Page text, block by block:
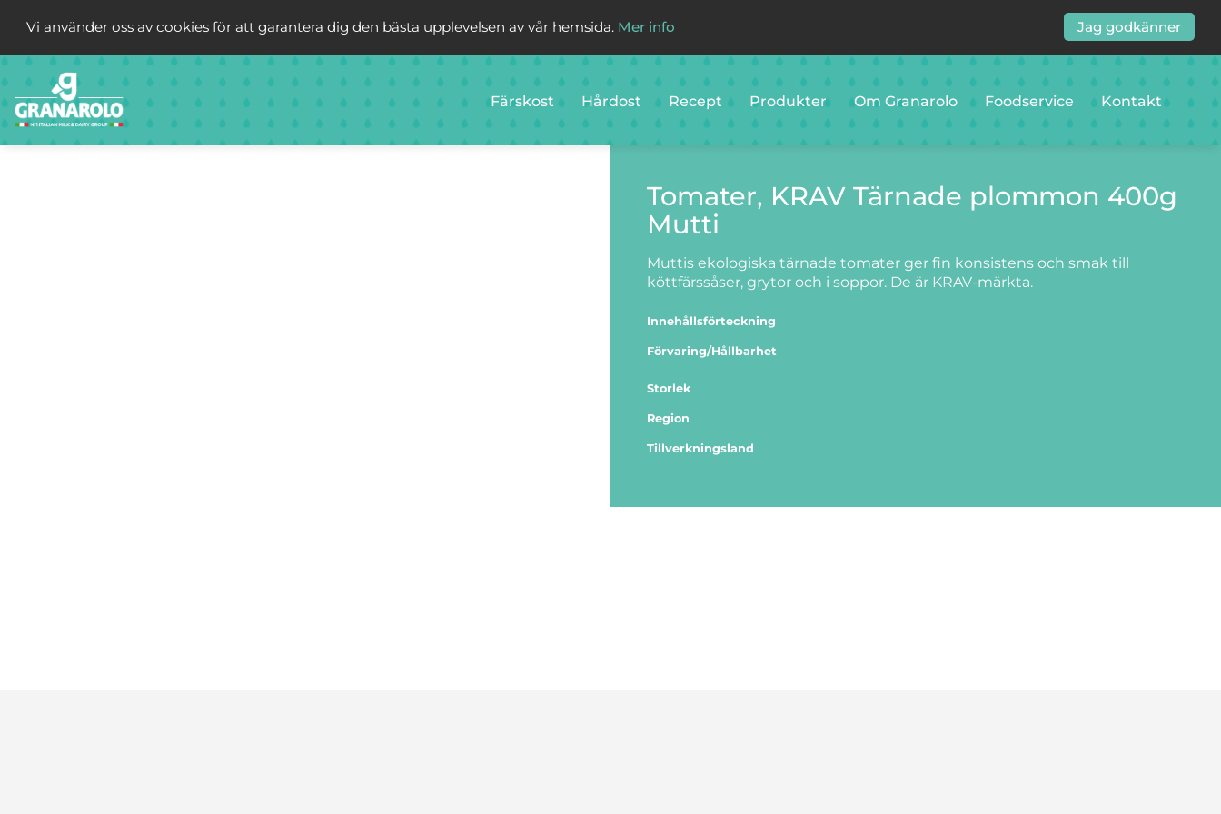
Vi använder oss av cookies för att garantera dig den bästa upplevelsen av vår hemsida. Mer info Jag godkänner
Färskost Hårdost Recept Produkter Om Granarolo Foodservice Kontakt
Tomater, KRAV Tärnade plommon 400g
Mutti
Muttis ekologiska tärnade tomater ger fin konsistens och smak till
köttfärssåser, grytor och i soppor. De är KRAV-märkta.
Innehållsförteckning
Förvaring/Hållbarhet
Storlek
Region
Tillverkningsland